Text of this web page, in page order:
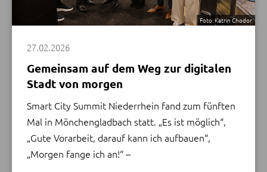
Foto: Katrin Chodor
MEHR
27.02.2026
Gemeinsam auf dem Weg zur digitalen
Stadt von morgen
Smart City Summit Niederrhein fand zum fünften
Mal in Mönchengladbach statt. „Es ist möglich“,
„Gute Vorarbeit, darauf kann ich aufbauen“,
„Morgen fange ich an!“ –